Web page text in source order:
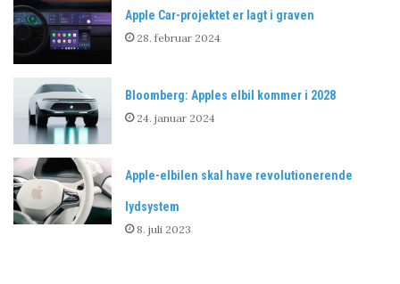
Apple Car-projektet er lagt i graven
28. februar 2024
Bloomberg: Apples elbil kommer i 2028
24. januar 2024
Apple-elbilen skal have revolutionerende
lydsystem
8. juli 2023